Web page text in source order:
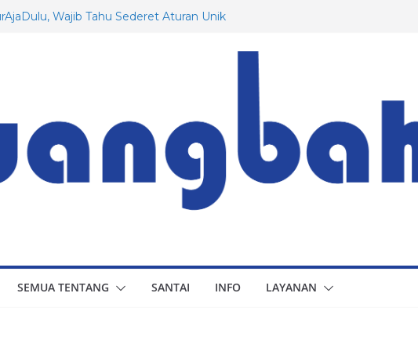
Wajib Tahu Sederet Aturan Unik
Berapa Besaran Gaji Minimum di 20
SEMUA TENTANG SANTAI INFO LAYANAN